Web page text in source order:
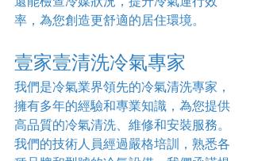
率，為您創造更舒適的居住環境。
壹家壹清洗冷氣專家
我們是冷氣業界領先的冷氣清洗專家，
擁有多年的經驗和專業知識，為您提供
高品質的冷氣清洗、維修和安裝服務。
我們的技術人員經過嚴格培訓，熟悉各